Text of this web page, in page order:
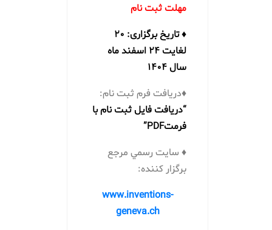
مهلت ثبت نام
♦ تاریخ برگزاری: 20
لغایت 24 اسفند ماه
سال 1404
♦دریافت فرم ثبت نام:
“دریافت فایل ثبت نام با
فرمتPDF”
♦ سايت رسمي مرجع
برگزار كننده:
www.inventions-
geneva.ch